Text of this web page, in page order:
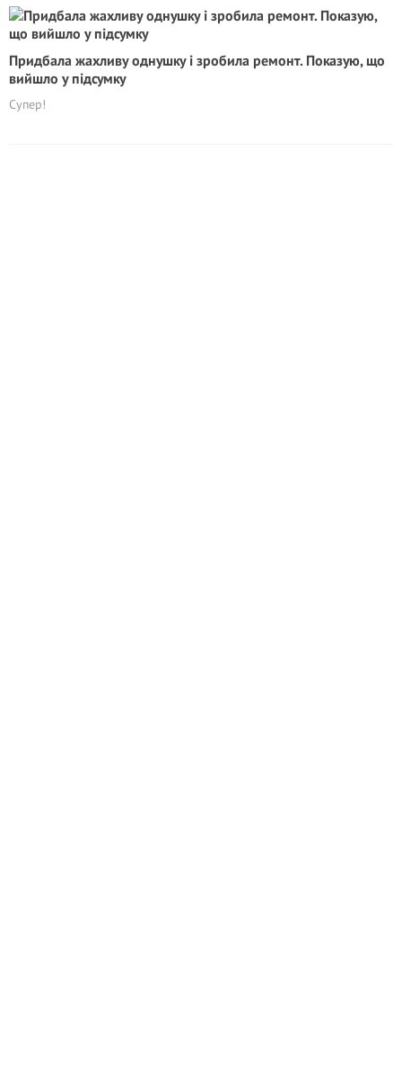
Придбала жахливу однушку і зробила ремонт. Показую, що
вийшло у підсумку
Супер!